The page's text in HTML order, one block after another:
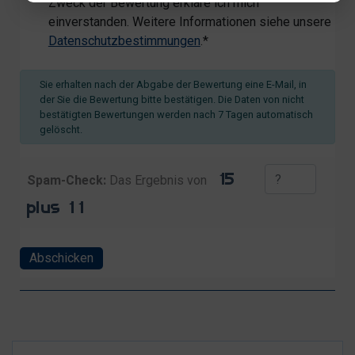
einverstanden. Weitere Informationen siehe unsere
Datenschutzbestimmungen.*
Sie erhalten nach der Abgabe der Bewertung eine E-Mail, in
der Sie die Bewertung bitte bestätigen. Die Daten von nicht
bestätigten Bewertungen werden nach 7 Tagen automatisch
gelöscht.
Spam-Check: Das Ergebnis von
Abschicken